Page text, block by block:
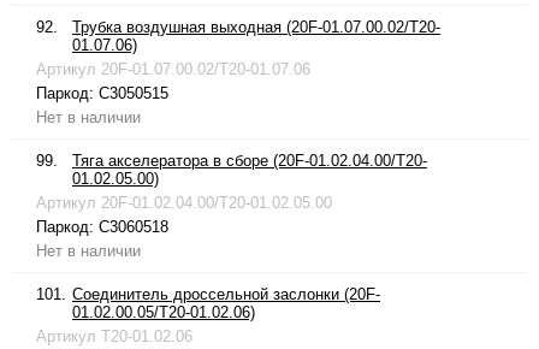
92.
Трубка воздушная выходная (20F-01.07.00.02/T20-
01.07.06)
Артикул 20F-01.07.00.02/T20-01.07.06
Паркод: C3050515
Нет в наличии
99.
Тяга акселератора в сборе (20F-01.02.04.00/T20-
01.02.05.00)
Артикул 20F-01.02.04.00/T20-01.02.05.00
Паркод: C3060518
Нет в наличии
101.
Соединитель дроссельной заслонки (20F-
01.02.00.05/T20-01.02.06)
Артикул T20-01.02.06